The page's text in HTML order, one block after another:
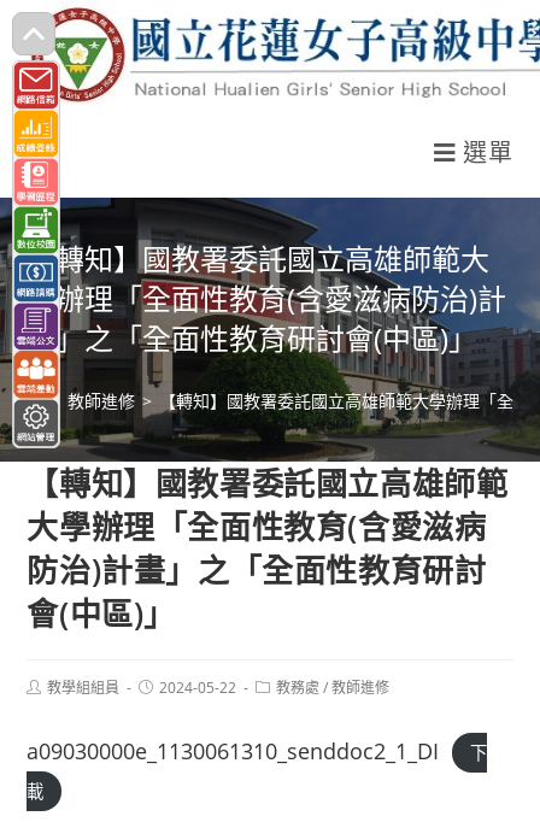
跳
轉
至
主
要
內
容
選單
【轉知】國教署委託國立高雄師範大
學辦理「全面性教育(含愛滋病防治)計
畫」之「全面性教育研討會(中區)」
> 教師進修 > 【轉知】國教署委託國立高雄師範大學辦理「全
【轉知】國教署委託國立高雄師範
大學辦理「全面性教育(含愛滋病
防治)計畫」之「全面性教育研討
會(中區)」
Post教學組組員
Post2024-05-22
Post教務處 / 教師進修
a09030000e_1130061310_senddoc2_1_DI
下
載